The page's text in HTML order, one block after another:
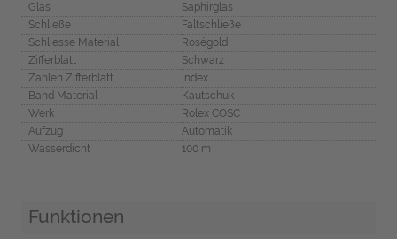
Glas
Saphirglas
Schließe
Faltschließe
Schliesse Material
Roségold
Zifferblatt
Schwarz
Zahlen Zifferblatt
Index
Band Material
Kautschuk
Werk
Rolex COSC
Aufzug
Automatik
Wasserdicht
100 m
Funktionen